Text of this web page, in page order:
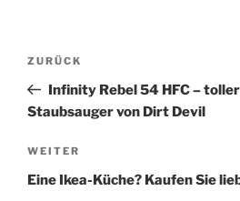
Beitragsnavigation
Vorheriger
Beitrag
ZURÜCK
Infinity Rebel 54 HFC –
Staubsauger von Dirt Devil
Nächster
Beitrag
WEITER
Eine Ikea-Küche? Kaufen Sie